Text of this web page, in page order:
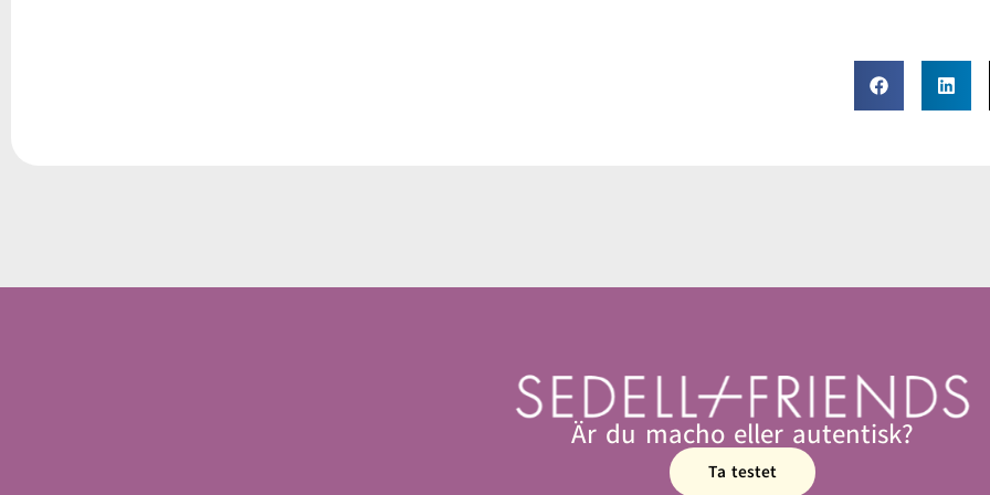
Är du macho eller autentisk?
Ta testet